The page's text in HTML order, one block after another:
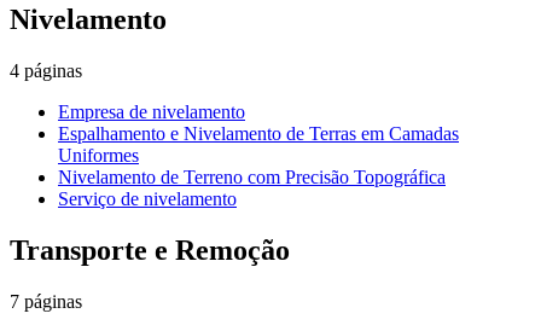
Nivelamento
4 páginas
Empresa de nivelamento
Espalhamento e Nivelamento de Terras em Camadas
Uniformes
Nivelamento de Terreno com Precisão Topográfica
Serviço de nivelamento
Transporte e Remoção
7 páginas